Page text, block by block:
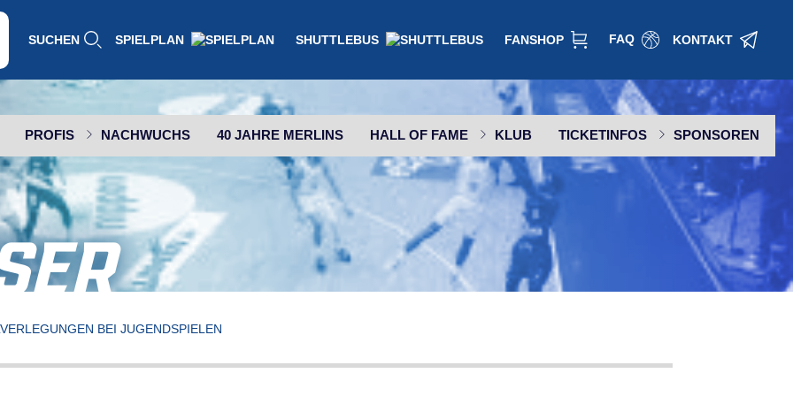
SUCHEN SPIELPLAN SHUTTLEBUS FANSHOP FAQ KONTAKT
PROFIS NACHWUCHS 40 JAHRE MERLINS HALL OF FAME KLUB TICKETINFOS SPONSOREN
SPONSOR WERDEN
BEI JUGENDSPIELEN